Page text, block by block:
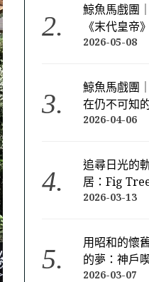
鯨魚馬戲團
《末代皇帝》
2026-05-08
鯨魚馬戲團
在仍不可知
2026-04-06
追尋日光的
居：Fig
2026-03-13
用昭和的懷
的夢：神戶
2026-03-07